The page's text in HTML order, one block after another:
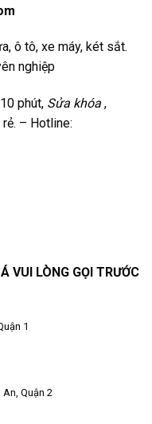
ô tô, xe máy, két sắt.
nghiệp
phút, Sửa khóa ,
rẻ. – Hotline:
VUI LÒNG GỌI TRƯỚC
1
Quận 2